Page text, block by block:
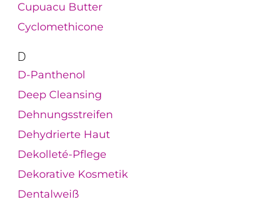
Cupuacu Butter
Cyclomethicone
D
D-Panthenol
Deep Cleansing
Dehnungsstreifen
Dehydrierte Haut
Dekolleté-Pflege
Dekorative Kosmetik
Dentalweiß